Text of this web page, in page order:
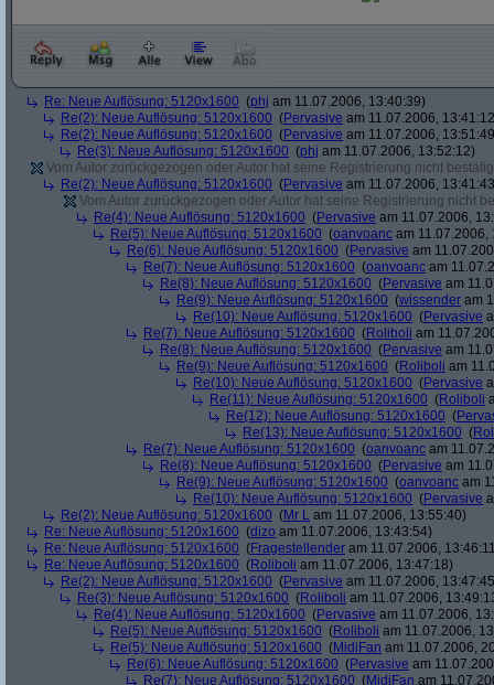
Re: Neue Auflösung: 5120x1600 (phj am 11.07.2006, 13:40:39)
Re(2): Neue Auflösung: 5120x1600 (Pervasive am 11.07.2006,
Re(2): Neue Auflösung: 5120x1600 (Pervasive am 11.07.2006,
Re(3): Neue Auflösung: 5120x1600 (phj am 11.07.2006, 13:52:12)
Vom Autor zurückgezogen oder Autor hat seine Registrierung nicht
Re(2): Neue Auflösung: 5120x1600 (Pervasive am 11.07.2006,
Vom Autor zurückgezogen oder Autor hat seine Registrierung nicht
Re(4): Neue Auflösung: 5120x1600 (Pervasive am 11.07.2006,
Re(5): Neue Auflösung: 5120x1600 (oanvoanc am 11.07.2006,
Re(6): Neue Auflösung: 5120x1600 (Pervasive am
Re(7): Neue Auflösung: 5120x1600 (oanvoanc am
Re(8): Neue Auflösung: 5120x1600 (Pervasive am
Re(9): Neue Auflösung: 5120x1600 (wissender am
Re(10): Neue Auflösung: 5120x1600 (Pervasive
Re(7): Neue Auflösung: 5120x1600 (Roliboli am
Re(8): Neue Auflösung: 5120x1600 (Pervasive am
Re(9): Neue Auflösung: 5120x1600 (Roliboli am
Re(10): Neue Auflösung: 5120x1600 (Pervasive
Re(11): Neue Auflösung: 5120x1600 (Roliboli
Re(12): Neue Auflösung: 5120x1600 (
Re(13): Neue Auflösung: 5120x1600 (
Re(7): Neue Auflösung: 5120x1600 (oanvoanc am
Re(8): Neue Auflösung: 5120x1600 (Pervasive am
Re(9): Neue Auflösung: 5120x1600 (oanvoanc am
Re(10): Neue Auflösung: 5120x1600 (Pervasive
Re(2): Neue Auflösung: 5120x1600 (Mr L am 11.07.2006, 13:55:40)
Re: Neue Auflösung: 5120x1600 (dizo am 11.07.2006, 13:43:54)
Re: Neue Auflösung: 5120x1600 (Fragestellender am 11.07.2006,
Re: Neue Auflösung: 5120x1600 (Roliboli am 11.07.2006, 13:47:18)
Re(2): Neue Auflösung: 5120x1600 (Pervasive am 11.07.2006,
Re(3): Neue Auflösung: 5120x1600 (Roliboli am 11.07.2006,
Re(4): Neue Auflösung: 5120x1600 (Pervasive am 11.07.2006,
Re(5): Neue Auflösung: 5120x1600 (Roliboli am 11.07.2006,
Re(5): Neue Auflösung: 5120x1600 (MidiFan am 11.07.2006,
Re(6): Neue Auflösung: 5120x1600 (Pervasive am
Re(7): Neue Auflösung: 5120x1600 (MidiFan am